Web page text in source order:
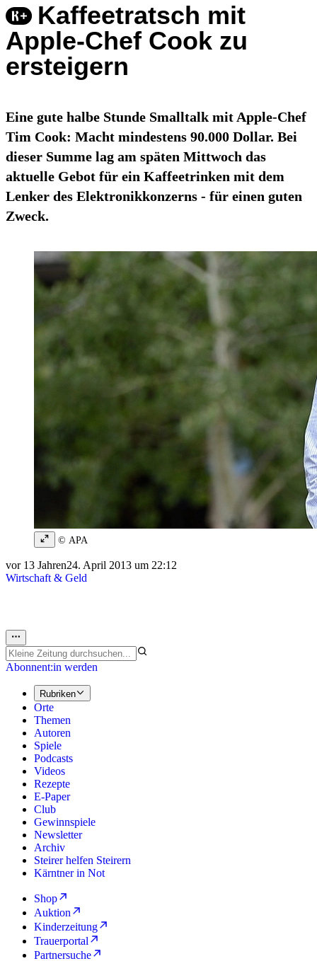
Kaffeetratsch mit
Apple-Chef Cook zu
ersteigern
Eine gute halbe Stunde Smalltalk mit Apple-Chef
Tim Cook: Macht mindestens 90.000 Dollar. Bei
dieser Summe lag am späten Mittwoch das
aktuelle Gebot für ein Kaffeetrinken mit dem
Lenker des Elektronikkonzerns - für einen guten
Zweck.
© APA
vor 13 Jahren24. April 2013 um 22:12
Wirtschaft & Geld
Abonnent:in werden
Rubriken
Orte
Themen
Autoren
Spiele
Podcasts
Videos
Rezepte
E-Paper
Club
Gewinnspiele
Newsletter
Archiv
Steirer helfen Steirern
Kärntner in Not
Shop
Auktion
Kinderzeitung
Trauerportal
Partnersuche